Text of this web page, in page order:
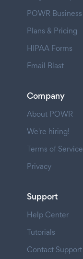
POWR Business
Plans & Pricing
HIPAA Forms
Email Blast
Company
About POWR
We're hiring!
Terms of Service
Privacy
Support
Help Center
Tutorials
Contact Support